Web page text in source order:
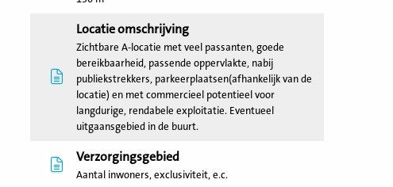
Locatie omschrijving
Zichtbare A-locatie met veel passanten, goede
bereikbaarheid, passende oppervlakte, nabij
publiekstrekkers, parkeerplaatsen(afhankelijk van de
locatie) en met commercieel potentieel voor
langdurige, rendabele exploitatie. Eventueel
uitgaansgebied in de buurt.
Verzorgingsgebied
Aantal inwoners, exclusiviteit, e.c.